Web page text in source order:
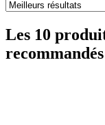
Les 10